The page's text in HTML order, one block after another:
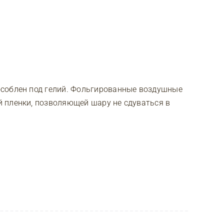
под гелий. Фольгированные воздушные
позволяющей шару не сдуваться в